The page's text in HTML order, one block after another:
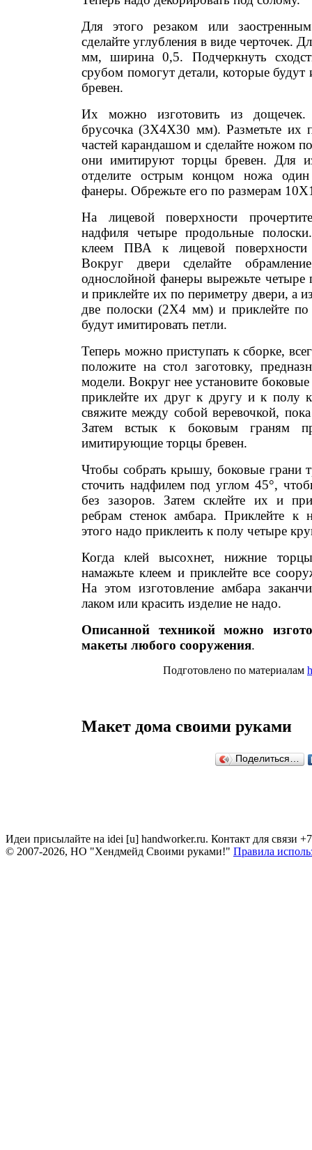
Для этого резаком или
сделайте углубления в виде черточек.
мм, ширина 0,5. Подчеркнуть
срубом помогут детали, которые будут
бревен.
Их можно изготовить из дощечек.
брусочка (3X4X30 мм). Разметьте их
частей карандашом и сделайте ножом
они имитируют торцы бревен. Для
отделите острым концом ножа
фанеры. Обрежьте его по размерам
На лицевой поверхности
надфиля четыре продольные
клеем ПВА к лицевой поверхности
Вокруг двери сделайте
однослойной фанеры вырежьте
и приклейте их по периметру двери, а
две полоски (2X4 мм) и приклейте
будут имитировать петли.
Теперь можно приступать к сборке,
положите на стол заготовку,
модели. Вокруг нее установите боковые
приклейте их друг к другу и к полу
свяжите между собой веревочкой,
Затем встык к боковым граням
имитирующие торцы бревен.
Чтобы собрать крышу, боковые грани
сточить надфилем под углом 45°,
без зазоров. Затем склейте их и
ребрам стенок амбара. Приклейте
этого надо приклеить к полу четыре
Когда клей высохнет, нижние
намажьте клеем и приклейте все
На этом изготовление амбара
лаком или красить изделие не надо.
Описанной техникой можно
макеты любого сооружения.
Подготовлено по материалам
Макет дома своими руками
Поделиться…
Идеи присылайте на idei [u] handworker.ru. Контакт для связи
© 2007-2026, НО "Хендмейд Своими руками!" Правила